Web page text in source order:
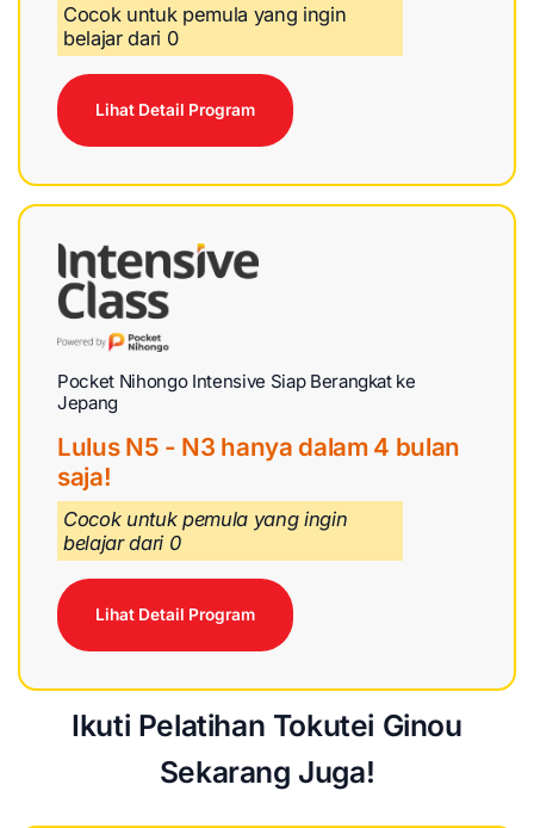
Cocok untuk pemula yang ingin
belajar dari 0
Lihat Detail Program
Pocket Nihongo Intensive Siap Berangkat ke
Jepang
Lulus N5 - N3 hanya dalam 4 bulan
saja!
Cocok untuk pemula yang ingin
belajar dari 0
Lihat Detail Program
Ikuti Pelatihan Tokutei Ginou
Sekarang Juga!